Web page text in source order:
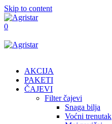
Skip to content
0
AKCIJA
PAKETI
ČAJEVI
Filter čajevi
Snaga bilja
Voćni trenutak